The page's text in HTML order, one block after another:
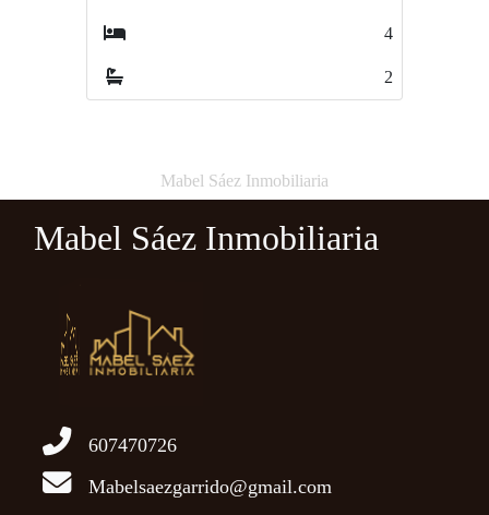
4
2
Mabel Sáez Inmobiliaria
Mabel Sáez Inmobiliaria
607470726
Mabelsaezgarrido@gmail.com